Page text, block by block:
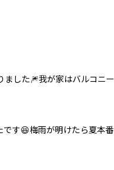
した🎆我が家はバルコニ
す😆梅雨が明けたら夏本